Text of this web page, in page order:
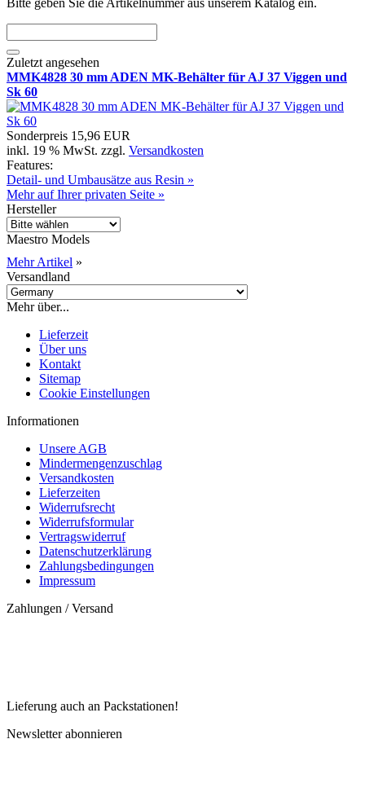
Bitte geben Sie die Artikelnummer aus unserem Katalog ein.
Zuletzt angesehen
MMK4828 30 mm ADEN MK-Behälter für AJ 37 Viggen und
Sk 60
Sonderpreis 15,96 EUR
inkl. 19 % MwSt. zzgl. Versandkosten
Features:
Detail- und Umbausätze aus Resin »
Mehr auf Ihrer privaten Seite »
Hersteller
Maestro Models
Mehr Artikel »
Versandland
Mehr über...
Lieferzeit
Über uns
Kontakt
Sitemap
Cookie Einstellungen
Informationen
Unsere AGB
Mindermengenzuschlag
Versandkosten
Lieferzeiten
Widerrufsrecht
Widerrufsformular
Vertragswiderruf
Datenschutzerklärung
Zahlungsbedingungen
Impressum
Zahlungen / Versand
Lieferung auch an Packstationen!
Newsletter abonnieren